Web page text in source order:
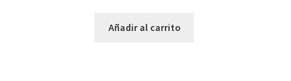
Añadir al carrito